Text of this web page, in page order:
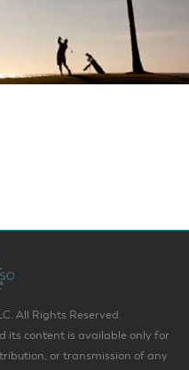
All Rights Reserved.
its content is available only for
or transmission of any